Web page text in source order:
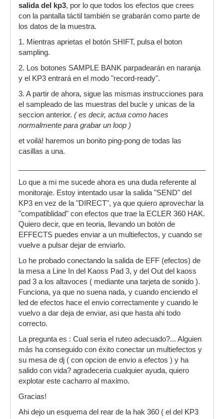
salida del kp3, por lo que todos los efectos que crees
con la pantalla táctil también se grabarán como parte de
los datos de la muestra.
1. Mientras aprietas el botón SHIFT, pulsa el boton
sampling.
2. Los botones SAMPLE BANK parpadearán en naranja
y el KP3 entrará en el modo "record-ready".
3. A partir de ahora, sigue las mismas instrucciones para
el sampleado de las muestras del bucle y unicas de la
seccion anterior. ( es decir, actua como haces
normalmente para grabar un loop )
et voilá! haremos un bonito ping-pong de todas las
casillas a una.
Lo que a mi me sucede ahora es una duda referente al
monitoraje. Estoy intentado usar la salida "SEND" del
KP3 en vez de la "DIRECT", ya que quiero aprovechar la
"compatiblidad" con efectos que trae la ECLER 360 HAK.
Quiero decir, que en teoria, llevando un botón de
EFFECTS puedes enviar a un multiefectos, y cuando se
vuelve a pulsar dejar de enviarlo.
Lo he probado conectando la salida de EFF (efectos) de
la mesa a Line In del Kaoss Pad 3, y del Out del kaoss
pad 3 a los altavoces ( mediante una tarjeta de sonido ).
Funciona, ya que no suena nada, y cuando enciendo el
led de efectos hace el envio correctamente y cuando le
vuelvo a dar deja de enviar, asi que hasta ahi todo
correcto.
La pregunta es : Cual seria el ruteo adecuado?... Alguien
más ha conseguido con éxito conectar un multiefectos y
su mesa de dj ( con opcion de envio a efectos ) y ha
salido con vida? agradeceria cualquier ayuda, quiero
explotar este cacharro al maximo.
Gracias!
Ahi dejo un esquema del rear de la hak 360 ( el del KP3